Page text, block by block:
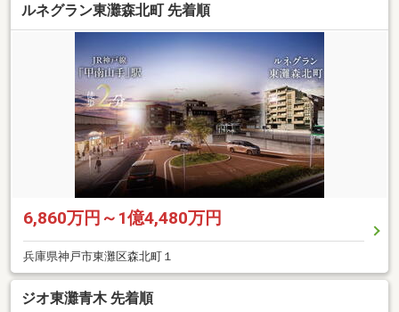
ルネグラン東灘森北町 先着順
6,860万円～1億4,480万円
兵庫県神戸市東灘区森北町１
ジオ東灘青木 先着順